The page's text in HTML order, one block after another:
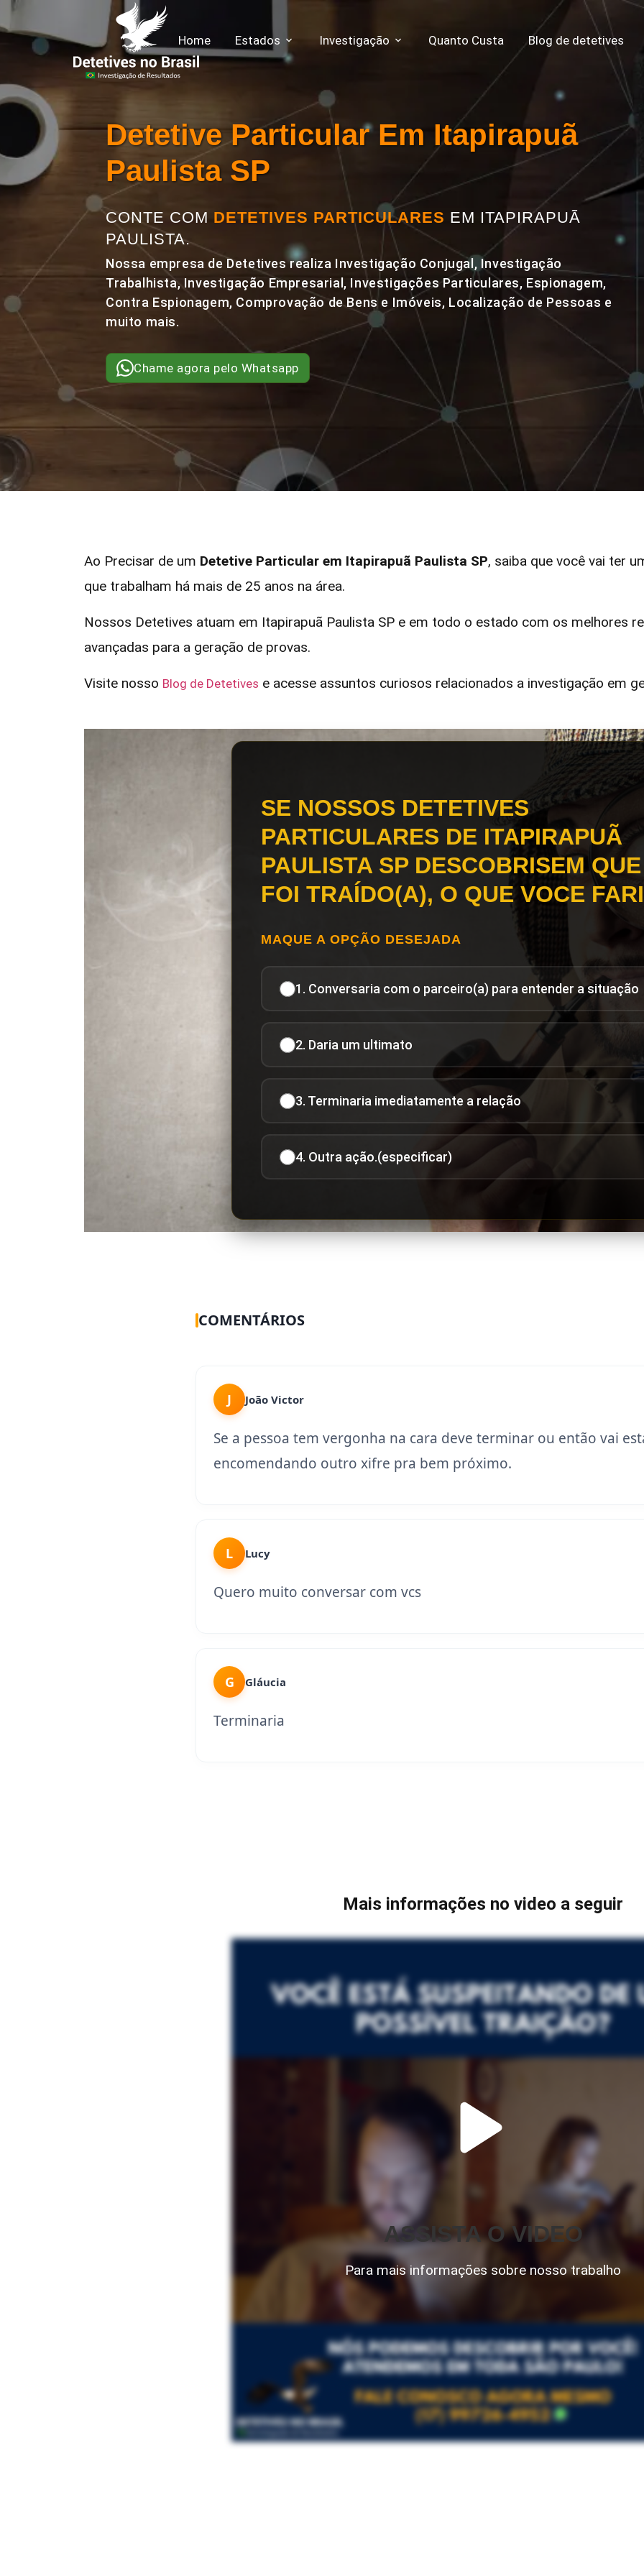
Home Estados Investigação Quanto Custa Blog de detetives
Detetive Particular Em Itapirapuã
Paulista SP
CONTE COM DETETIVES PARTICULARES EM ITAPIRAPUÃ
PAULISTA.
Nossa empresa de Detetives realiza Investigação Conjugal, Investigação
Trabalhista, Investigação Empresarial, Investigações Particulares, Espionagem,
Contra Espionagem, Comprovação de Bens e Imóveis, Localização de Pessoas e
muito mais.
Chame agora pelo Whatsapp
Ao Precisar de um Detetive Particular em Itapirapuã Paulista SP, saiba que você vai ter
que trabalham há mais de 25 anos na área.
Nossos Detetives atuam em Itapirapuã Paulista SP e em todo o estado com os melhores
avançadas para a geração de provas.
Visite nosso Blog de Detetives e acesse assuntos curiosos relacionados a investigação em
SE NOSSOS DETETIVES
PARTICULARES DE ITAPIRAPUÃ
PAULISTA SP DESCOBRISEM
FOI TRAÍDO(A), O QUE VOCE
MAQUE A OPÇÃO DESEJADA
1. Conversaria com o parceiro(a) para entender a situação
2. Daria um ultimato
3. Terminaria imediatamente a relação
4. Outra ação.(especificar)
COMENTÁRIOS
J João Victor
Se a pessoa tem vergonha na cara deve terminar ou então vai
encomendando outro xifre pra bem próximo.
L Lucy
Quero muito conversar com vcs
G Gláucia
Terminaria
Mais informações no video a seguir
ASSISTA O VIDEO
Para mais informações sobre nosso trabalho